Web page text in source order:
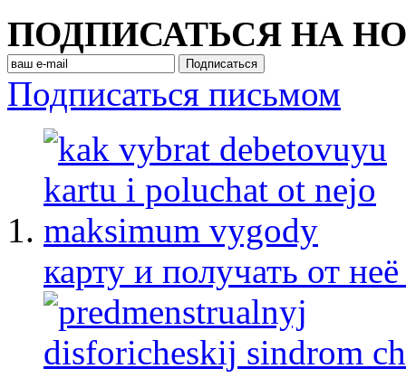
ПОДПИСАТЬСЯ НА
Подписаться письмом
карту и получать от